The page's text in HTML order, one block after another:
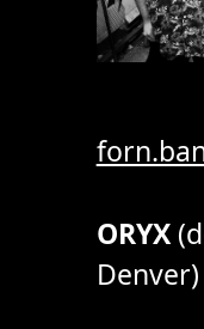
ORYX
Denver)